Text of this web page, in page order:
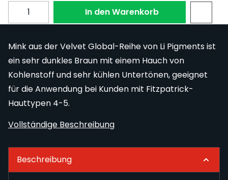
Menge In den Warenkorb
Mink aus der Velvet Global-Reihe von Li Pigments ist
ein sehr dunkles Braun mit einem Hauch von
Kohlenstoff und sehr kühlen Untertönen, geeignet
für die Anwendung bei Kunden mit Fitzpatrick-
Hauttypen 4-5.
Vollständige Beschreibung
Beschreibung